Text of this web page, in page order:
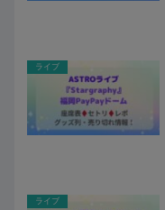
ライブ
ライブ